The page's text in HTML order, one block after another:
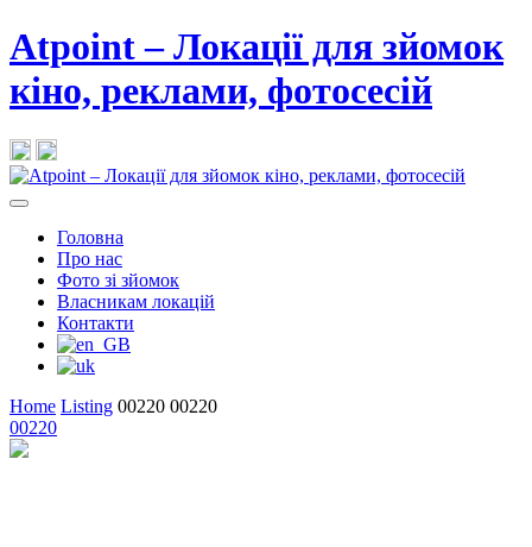
Atpoint – Локації для зйомок
кіно, реклами, фотосесій
Головна
Про нас
Фото зі зйомок
Власникам локацій
Контакти
Home Listing 00220 00220
00220